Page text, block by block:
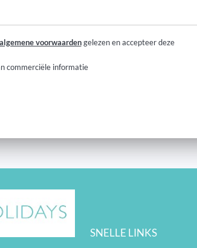
algemene voorwaardengelezen en accepteer deze
commerciële informatie
SNELLE LINKS